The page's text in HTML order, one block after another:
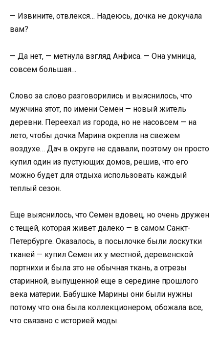
— Извините, отвлекся… Надеюсь, дочка не докучала
вам?
— Да нет, — метнула взгляд Анфиса. — Она умница,
совсем большая…
Слово за слово разговорились и выяснилось, что
мужчина этот, по имени Семен — новый житель
деревни. Переехал из города, но не насовсем — на
лето, чтобы дочка Марина окрепла на свежем
воздухе… Дач в округе не сдавали, поэтому он просто
купил один из пустующих домов, решив, что его
можно будет для отдыха использовать каждый
теплый сезон.
Еще выяснилось, что Семен вдовец, но очень дружен
с тещей, которая живет далеко — в самом Санкт-
Петербурге. Оказалось, в посылочке были лоскутки
тканей — купил Семен их у местной, деревенской
портнихи и была это не обычная ткань, а отрезы
старинной, выпущенной еще в середине прошлого
века материи. Бабушке Марины они были нужны
потому что она была коллекционером, обожала все,
что связано с историей моды.